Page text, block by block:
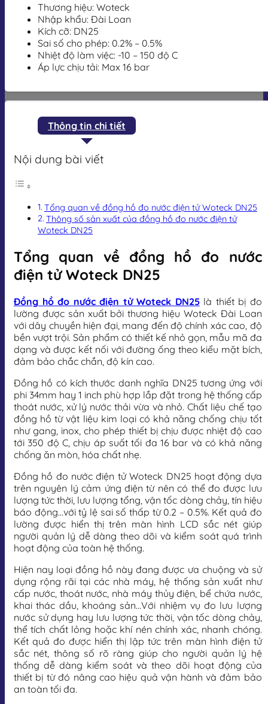
Thương hiệu: Woteck
Nhập khẩu: Đài Loan
Kích cỡ: DN25
Sai số cho phép: 0.2% – 0.5%
Nhiệt độ làm việc: -10 – 150 độ C
Áp lực chịu tải: Max 16 bar
Thông tin chi tiết
Nội dung bài viết
Tổng quan về đồng hồ đo nước điện tử Woteck DN25
Thông số sản xuất của đồng hồ đo nước điện tử
Woteck DN25
Tổng quan về đồng hồ đo nước
điện tử Woteck DN25
Đồng hồ đo nước điện tử Woteck DN25là thiết bị đo
lường được sản xuất bởi thương hiệu Woteck Đài Loan
với dây chuyền hiện đại, mang đến độ chính xác cao, độ
bền vượt trội. Sản phẩm có thiết kế nhỏ gọn, mẫu mã đa
dạng và được kết nối với đường ống theo kiểu mặt bích,
đảm bảo chắc chắn, độ kín cao.
Đồng hồ có kích thước danh nghĩa DN25 tương ứng với
phi 34mm hay 1 inch phù hợp lắp đặt trong hệ thống cấp
thoát nước, xử lý nước thải vừa và nhỏ. Chất liệu chế tạo
đồng hồ từ vật liệu kim loại có khả năng chống chịu tốt
như gang, inox, cho phép thiết bị chịu được nhiệt độ cao
tới 350 độ C, chịu áp suất tối đa 16 bar và có khả năng
chống ăn mòn, hóa chất nhẹ.
Đồng hồ đo nước điện tử Woteck DN25 hoạt động dựa
trên nguyên lý cảm ứng điện từ nên có thể đo được lưu
lượng tức thời, lưu lượng tổng, vận tốc dòng chảy, tín hiệu
báo động…với tỷ lệ sai số thấp từ 0.2 – 0.5%. Kết quả đo
lường được hiển thị trên màn hình LCD sắc nét giúp
người quản lý dễ dàng theo dõi và kiểm soát quá trình
hoạt động của toàn hệ thống.
Hiện nay loại đồng hồ này đang được ưa chuộng và sử
dụng rộng rãi tại các nhà máy, hệ thống sản xuất như
cấp nước, thoát nước, nhà máy thủy điện, bể chứa nước,
khai thác dầu, khoáng sản…Với nhiệm vụ đo lưu lượng
nước sử dụng hay lưu lượng tức thời, vận tốc dòng chảy,
thể tích chất lỏng hoặc khí nén chính xác, nhanh chóng.
Kết quả đo được hiển thị lập tức trên màn hình điện tử
sắc nét, thông số rõ ràng giúp cho người quản lý hệ
thống dễ dàng kiểm soát và theo dõi hoạt động của
thiết bị từ đó nâng cao hiệu quả vận hành và đảm bảo
an toàn tối đa.